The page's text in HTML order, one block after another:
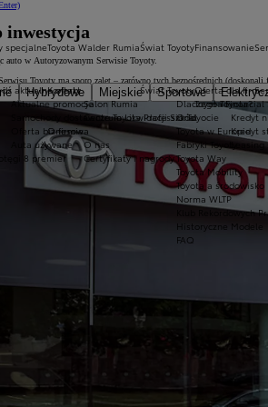
Hybrydowe Miejskie Sportowe
specjalne
aktualne oferty
Aktualne promocje
Samochody dostawcze Toyota Professional
Oferta biznesowa
Auta używane
8 premier
Toyota Walder Rumia
Kontakt
Salon Rumia
Centrum Likwidacji Szkód
O firmie
O nas
Certyfikaty i nagrody
Świat Toyoty
Świat Toyoty
Dlaczego Toyota?
O Toyocie
Toyota w Europie
Fabryki Toyoty
Toyota Way
Toyota Mobility
Toyota a środowisko
Norma WLTP
Klub Rekordowych
Historyczne Modele
FAQ
Finansowanie
Oferta dla firm
Toyota Financial
Kredyt
Kredyt
inwestycja
auto w Autoryzowanym Serwisie Toyoty.
Toyoty ma sporo zalet – zarówno tych bezpośrednich